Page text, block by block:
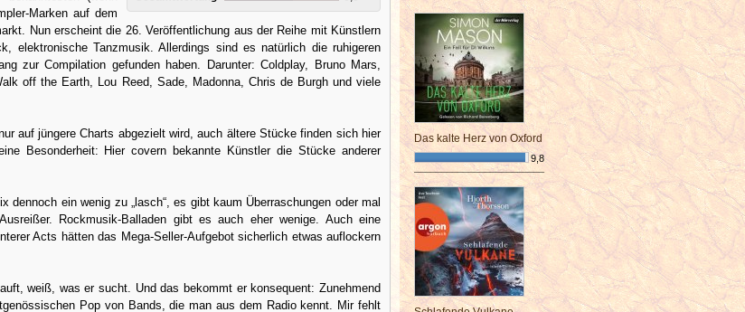
Marken auf dem
Nun erscheint die 26. Veröffentlichung aus der Reihe mit Künstlern
elektronische Tanzmusik. Allerdings sind es natürlich die ruhigeren
zur Compilation gefunden haben. Darunter: Coldplay, Bruno Mars,
off the Earth, Lou Reed, Sade, Madonna, Chris de Burgh und viele
auf jüngere Charts abgezielt wird, auch ältere Stücke finden sich hier
Besonderheit: Hier covern bekannte Künstler die Stücke anderer
dennoch ein wenig zu „lasch“, es gibt kaum Überraschungen oder mal
Rockmusik-Balladen gibt es auch eher wenige. Auch eine
Acts hätten das Mega-Seller-Aufgebot sicherlich etwas auflockern
weiß, was er sucht. Und das bekommt er konsequent: Zunehmend
Pop von Bands, die man aus dem Radio kennt. Mir fehlt
¯¯¯¯¯¯¯¯¯¯¯¯¯¯¯¯¯¯¯¯¯¯¯¯
Das kalte Herz von Oxford
9,8
¯¯¯¯¯¯¯¯¯¯¯¯¯¯¯¯¯¯¯¯¯¯¯¯